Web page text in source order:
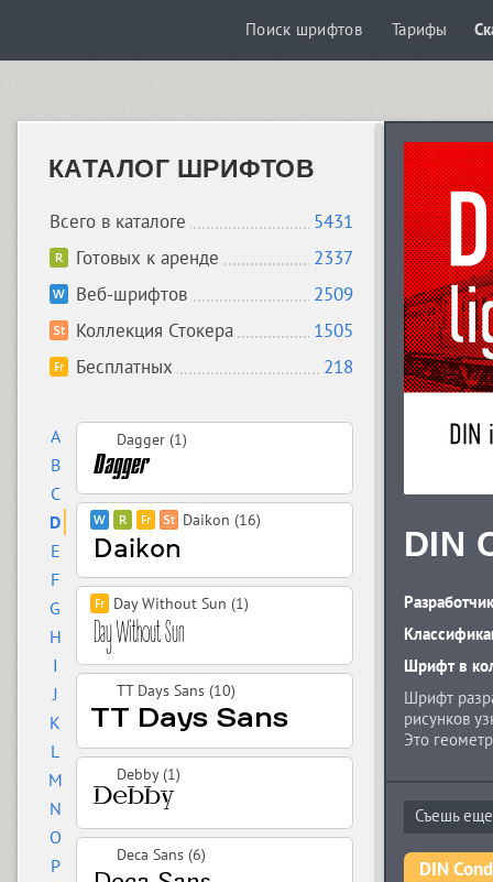
Поиск шрифтов Тарифы
КАТАЛОГ ШРИФТОВ
Всего в каталоге
5431
Готовых к аренде
2337
Веб-шрифтов
2509
Коллекция Стокера
1505
Бесплатных
218
A
B
C
D
E
F
G
H
I
J
K
L
M
N
O
P
Dagger (1)
Daikon (16)
Day Without Sun (1)
TT Days Sans (10)
Debby (1)
Deca Sans (6)
DIN
Шрифт в
Шрифт
рисунков
Это
Изабеллой
DIN